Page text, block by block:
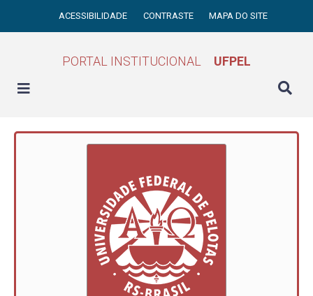
ACESSIBILIDADE CONTRASTE MAPA DO SITE
PORTAL INSTITUCIONAL UFPEL